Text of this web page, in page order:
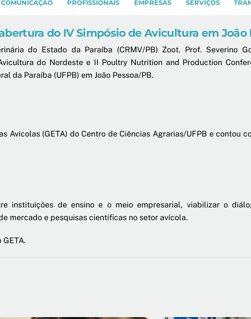
COMUNICAÇÃO PROFISSIONAIS EMPRESAS SERVIÇOS
do IV Simpósio de Avicultura em João
do Estado da Paraíba (CRMV/PB) Zoot. Prof. Severino
do Nordeste e II Poultry Nutrition and Production
da Paraíba (UFPB) em João Pessoa/PB.
Avícolas (GETA) do Centro de Ciências Agrarias/UFPB e contou
instituições de ensino e o meio empresarial, viabilizar o
mercado e pesquisas científicas no setor avícola.